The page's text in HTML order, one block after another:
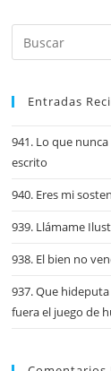
Entradas
941. Lo que
escrito
940. Eres mi
939. Llámame
938. El bien no
937. Que
fuera el juego de